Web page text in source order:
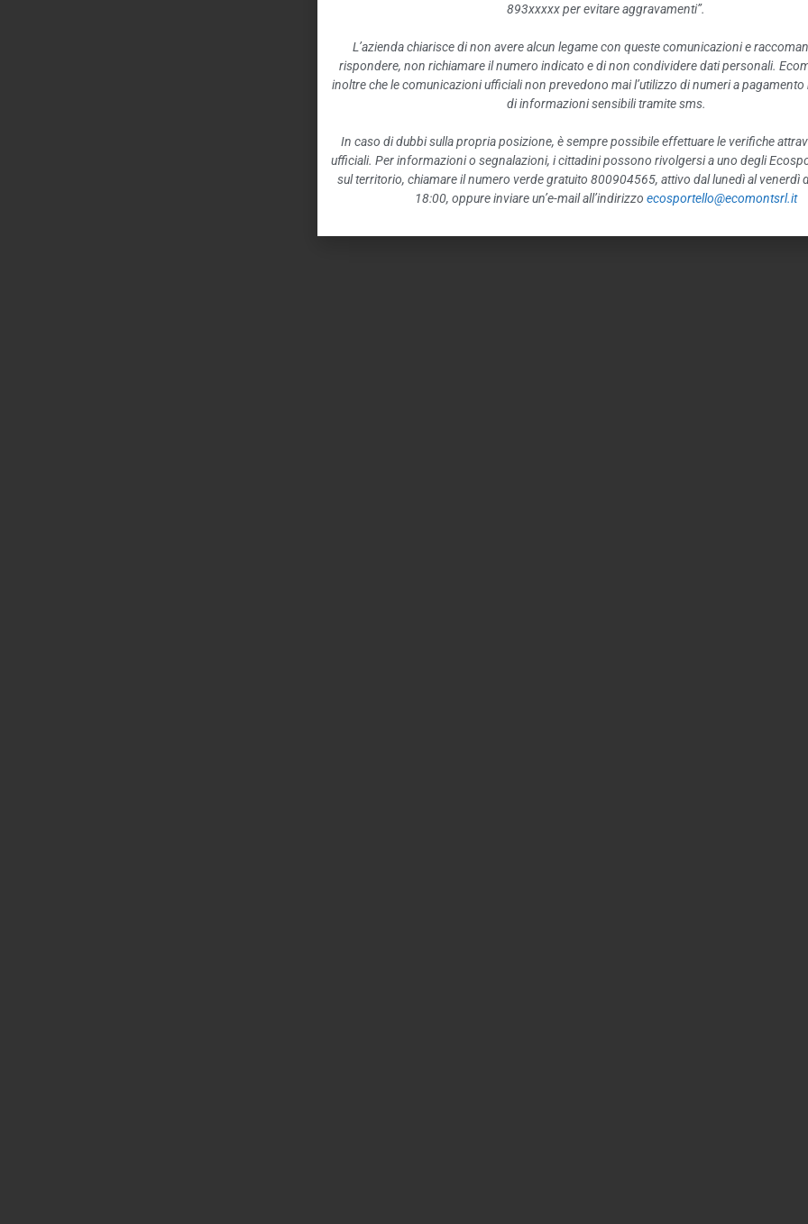
893xxxxx per evitare aggravamenti”.
L’azienda chiarisce di non avere alcun legame con queste comunicazioni e
rispondere, non richiamare il numero indicato e di non condividere dati personali.
inoltre che le comunicazioni ufficiali non prevedono mai l’utilizzo di numeri a pagamento
di informazioni sensibili tramite sms.
In caso di dubbi sulla propria posizione, è sempre possibile effettuare le verifiche
ufficiali. Per informazioni o segnalazioni, i cittadini possono rivolgersi a uno degli
sul territorio, chiamare il numero verde gratuito 800904565, attivo dal lunedì al venerdì
18:00, oppure inviare un’e-mail all’indirizzo ecosportello@ecomontsrl.it